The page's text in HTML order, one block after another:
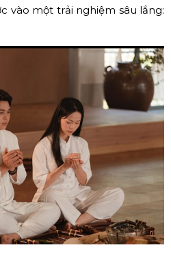
vào một trải nghiệm sâu lắng: